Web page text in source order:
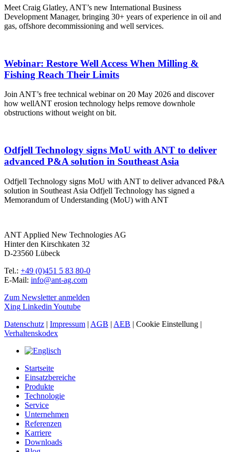
Meet Craig Glatley, ANT’s new International Business
Development Manager, bringing 30+ years of experience in oil and
gas, offshore decommissioning and well services.
Webinar: Restore Well Access When Milling &
Fishing Reach Their Limits
Join ANT’s free technical webinar on 20 May 2026 and discover
how wellANT erosion technology helps remove downhole
obstructions without weight on bit.
Odfjell Technology signs MoU with ANT to deliver
advanced P&A solution in Southeast Asia
Odfjell Technology signs MoU with ANT to deliver advanced P&A
solution in Southeast Asia Odfjell Technology has signed a
Memorandum of Understanding (MoU) with ANT
ANT Applied New Technologies AG
Hinter den Kirschkaten 32
D-23560 Lübeck
Tel.: +49 (0)451 5 83 80-0
E-Mail: info@ant-ag.com
Zum Newsletter anmelden
Xing Linkedin Youtube
Datenschutz | Impressum | AGB | AEB | Cookie Einstellung |
Verhaltenskodex
Startseite
Einsatzbereiche
Produkte
Technologie
Service
Unternehmen
Referenzen
Karriere
Downloads